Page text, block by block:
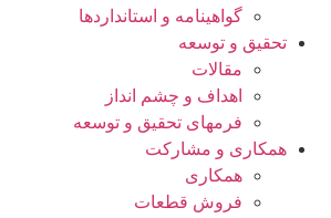
گواهينامه و استانداردها
تحقيق و توسعه
مقالات
اهداف و چشم انداز
فرمهای تحقیق و توسعه
همکاری و مشارکت
همکاری
فروش قطعات